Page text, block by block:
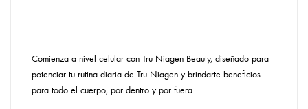
Comienza a nivel celular con Tru Niagen Beauty, diseñado para
potenciar tu rutina diaria de Tru Niagen y brindarte beneficios
para todo el cuerpo, por dentro y por fuera.